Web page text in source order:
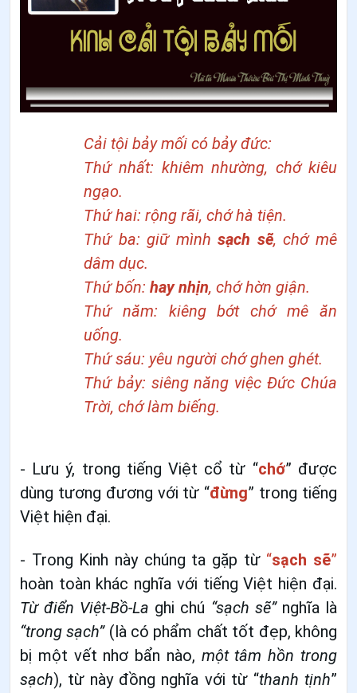
Cải tội bảy mối có bảy đức:
Thứ nhất: khiêm nhường, chớ kiêu
ngạo.
Thứ hai: rộng rãi, chớ hà tiện.
Thứ ba: giữ mìnhsạch sẽ, chớ mê
dâm dục.
Thứ bốn: hay nhịn, chớ hờn giận.
Thứ năm: kiêng bớt chớ mê ăn
uống.
Thứ sáu: yêu người chớ ghen ghét.
Thứ bảy: siêng năng việc Đức Chúa
Trời, chớ làm biếng.
- Lưu ý, trong tiếng Việt cổ từ “chớ” được
dùng tương đương với từ “đừng” trong tiếng
Việt hiện đại.
- Trong Kinh này chúng ta gặp từ “sạch sẽ”
hoàn toàn khác nghĩa với tiếng Việt hiện đại.
Từ điển Việt-Bồ-La ghi chú “sạch sẽ”nghĩa là
“trong sạch” (là có phẩm chất tốt đẹp, không
bị một vết nhơ bẩn nào, một tâm hồn trong
sạch), từ này đồng nghĩa với từ “thanh tịnh”